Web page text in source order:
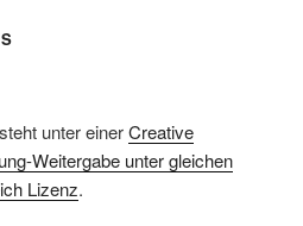
unter einerCreative
Weitergabe unter gleichen
Lizenz.